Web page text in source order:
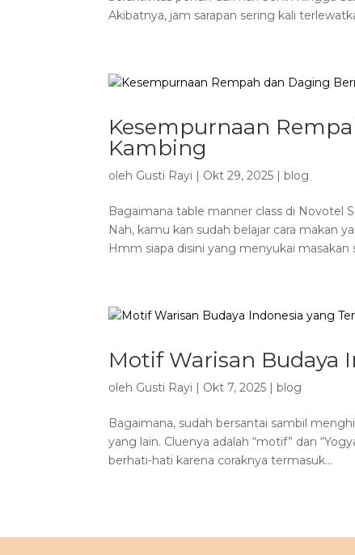
Akibatnya, jam sarapan sering kali
Kesempurnaan
Kambing
oleh Gusti Rayi | Okt 29, 2025 | blog
Bagaimana table manner class di Novotel
Nah, kamu kan sudah belajar cara makan
Hmm siapa disini yang menyukai masakan
Motif Warisan Budaya
oleh Gusti Rayi | Okt 7, 2025 | blog
Bagaimana, sudah bersantai sambil
yang lain. Cluenya adalah “motif” dan
berhati-hati karena coraknya termasuk...